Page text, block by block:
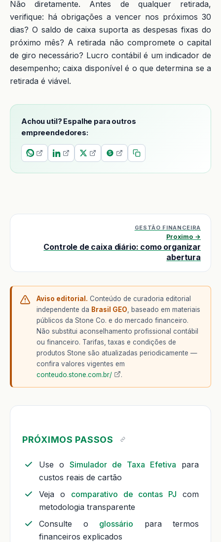
Não diretamente. Antes de qualquer retirada,
verifique: há obrigações a vencer nos próximos 30
dias? O saldo de caixa suporta as despesas fixas do
próximo mês? A retirada não compromete o capital
de giro necessário? Lucro contábil é um indicador de
desempenho; caixa disponível é o que determina se a
retirada é viável.
Achou util? Espalhe para outros
empreendedores:
GESTÃO FINANCEIRA
Proximo →
Controle de caixa diário: como organizar
abertura
Aviso editorial. Conteúdo de curadoria editorial
independente da Brasil GEO , baseado em materiais
públicos da Stone Co. e do mercado financeiro.
Não substitui aconselhamento profissional contábil
ou financeiro. Tarifas, taxas e condições de
produtos Stone são atualizadas periodicamente —
confira valores vigentes em
conteudo.stone.com.br/
.
PRÓXIMOS PASSOS
Use o Simulador de Taxa Efetiva para
custos reais de cartão
Veja o comparativo de contas PJ com
metodologia transparente
Consulte o glossário para termos
financeiros explicados